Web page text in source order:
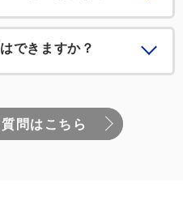
できますか？
問はこちら